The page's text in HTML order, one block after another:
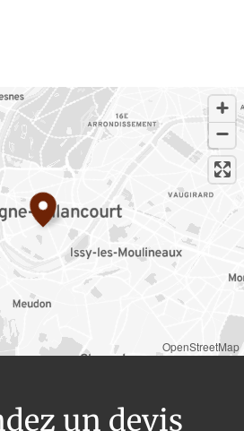
OpenStreetMap
un devis